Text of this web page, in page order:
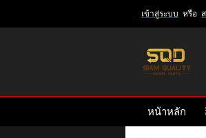
สมัคร
เข้าสู่ระบบ หรือ
หน้าหลัก